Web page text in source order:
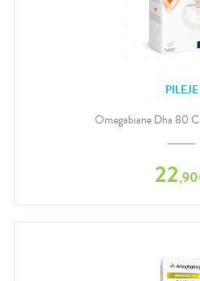
PILEJE
Omegabiane Dha 80
22,90